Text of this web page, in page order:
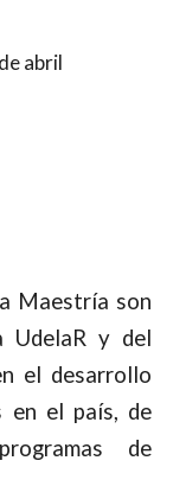
abril
Maestría son
UdelaR y del
el desarrollo
en el país, de
de